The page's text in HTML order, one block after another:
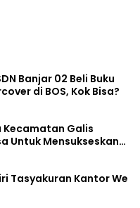
Banjar 02 Beli Buku
di BOS, Kok Bisa?
Kecamatan Galis
Untuk Mensukseskan
Tasyakuran Kantor We